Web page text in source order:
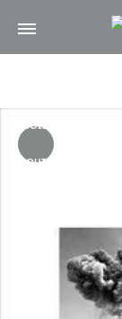
SOLD
OUT